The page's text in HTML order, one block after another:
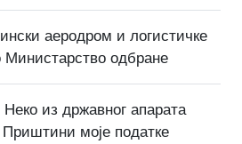
аеродром и логистичке
Министарство одбране
из државног апарата
Приштини моје податке